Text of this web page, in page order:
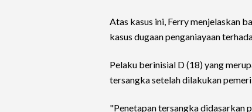
Atas kasus ini, Ferry menjelaskan
kasus dugaan penganiayaan
Pelaku berinisial D (18) yang
tersangka setelah dilakukan
"Penetapan tersangka didasarkan